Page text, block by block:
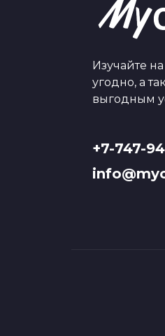
Изучайте
угодно, а
выгодным
+7-747-